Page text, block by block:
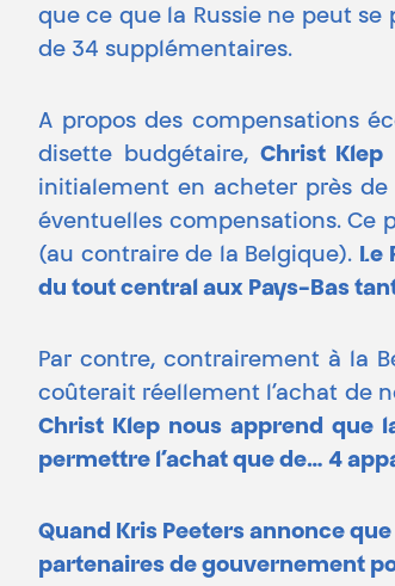
que ce que la Russie ne peut se
de 34 supplémentaires.
A propos des compensations
disette budgétaire, Christ Klep
initialement en acheter près de
éventuelles compensations. Ce
(au contraire de la Belgique). Le
du tout central aux Pays-Bas
Par contre, contrairement à la
coûterait réellement l’achat de
Christ Klep nous apprend que
permettre l’achat que de… 4
Quand Kris Peeters annonce
partenaires de gouvernement